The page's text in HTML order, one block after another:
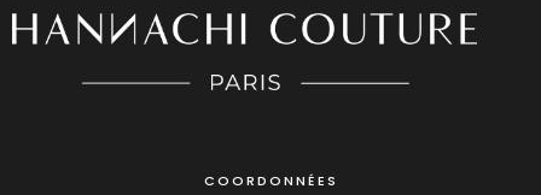
COORDONNÉES